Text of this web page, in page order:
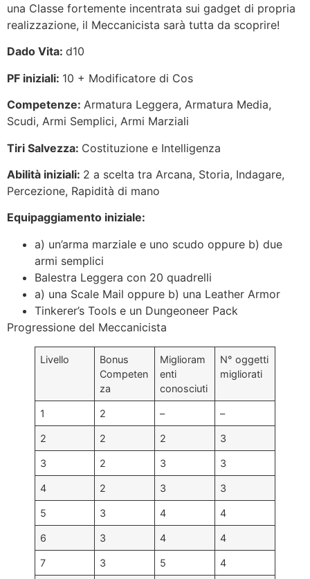
una Classe fortemente incentrata sui gadget di propria
realizzazione, il Meccanicista sarà tutta da scoprire!
Dado Vita: d10
PF iniziali: 10 + Modificatore di Cos
Competenze: Armatura Leggera, Armatura Media,
Scudi, Armi Semplici, Armi Marziali
Tiri Salvezza: Costituzione e Intelligenza
Abilità iniziali: 2 a scelta tra Arcana, Storia, Indagare,
Percezione, Rapidità di mano
Equipaggiamento iniziale:
a) un’arma marziale e uno scudo oppure b) due
armi semplici
Balestra Leggera con 20 quadrelli
a) una Scale Mail oppure b) una Leather Armor
Tinkerer’s Tools e un Dungeoneer Pack
Progressione del Meccanicista
Livello
Bonus
Competen
za
Miglioram
enti
conosciuti
N° oggetti
migliorati
1 2 – –
2 2 2 3
3 2 3 3
4 2 3 3
5 3 4 4
6 3 4 4
7 3 5 4